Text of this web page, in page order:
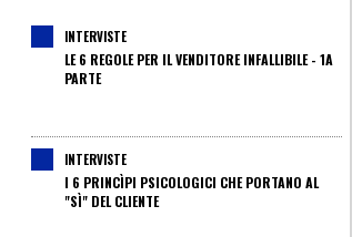
INTERVISTE
LE 6 REGOLE PER IL VENDITORE INFALLIBILE - 1A
PARTE
INTERVISTE
I 6 PRINCÌPI PSICOLOGICI CHE PORTANO AL
"SÌ" DEL CLIENTE